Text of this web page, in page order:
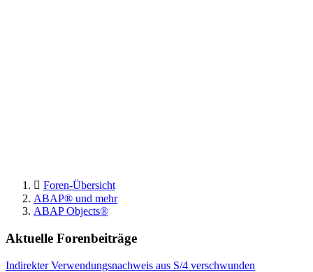
Foren-Übersicht
ABAP® und mehr
ABAP Objects®
Aktuelle Forenbeiträge
Indirekter Verwendungsnachweis aus S/4 verschwunden